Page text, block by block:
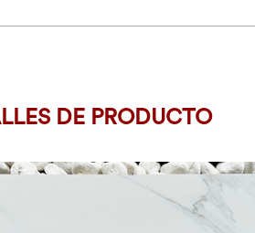
DE PRODUCTO